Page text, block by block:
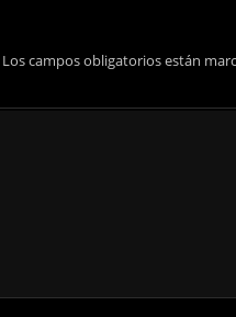
Los campos obligatorios están